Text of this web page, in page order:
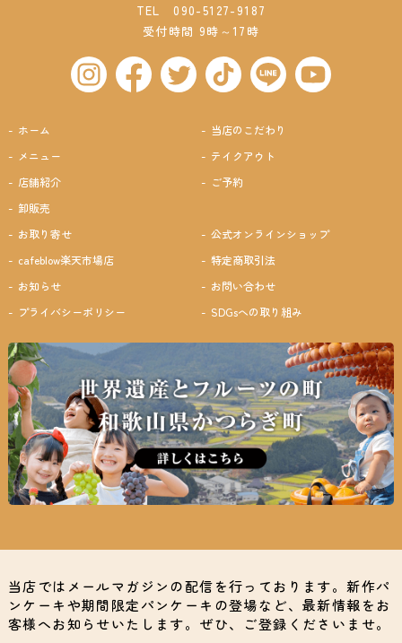
TEL090-5127-9187
受付時間 9時～17時
ホーム
当店のこだわり
メニュー
テイクアウト
店舗紹介
ご予約
卸販売
お取り寄せ
公式オンラインショップ
cafeblow楽天市場店
特定商取引法
お知らせ
お問い合わせ
プライバシーポリシー
SDGsへの取り組み
当店ではメールマガジンの配信を行っております。新作パ
ンケーキや期間限定パンケーキの登場など、最新情報をお
客様へお知らせいたします。ぜひ、ご登録くださいませ。